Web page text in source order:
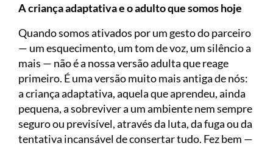
A criança adaptativa e o adulto que somos hoje
Quando somos ativados por um gesto do parceiro
— um esquecimento, um tom de voz, um silêncio a
mais — não é a nossa versão adulta que reage
primeiro. É uma versão muito mais antiga de nós:
a criança adaptativa, aquela que aprendeu, ainda
pequena, a sobreviver a um ambiente nem sempre
seguro ou previsível, através da luta, da fuga ou da
tentativa incansável de consertar tudo. Fez bem —